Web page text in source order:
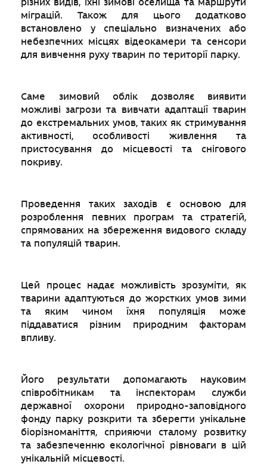
різних видів, їхні зимові оселища та маршрути
міграцій. Також для цього додатково
встановлено у спеціально визначених або
небезпечних місцях відеокамери та сенсори
для вивчення руху тварин по території парку.
Саме зимовий облік дозволяє виявити
можливі загрози та вивчати адаптації тварин
до екстремальних умов, таких як стримування
активності, особливості живлення та
пристосування до місцевості та снігового
покриву.
Проведення таких заходів є основою для
розроблення певних програм та стратегій,
спрямованих на збереження видового складу
та популяцій тварин.
Цей процес надає можливість зрозуміти, як
тварини адаптуються до жорстких умов зими
та яким чином їхня популяція може
піддаватися різним природним факторам
впливу.
Його результати допомагають науковим
співробітникам та інспекторам служби
державної охорони природно-заповідного
фонду парку розкрити та зберегти унікальне
біорізноманіття, сприяючи сталому розвитку
та забезпеченню екологічної рівноваги в цій
унікальній місцевості.